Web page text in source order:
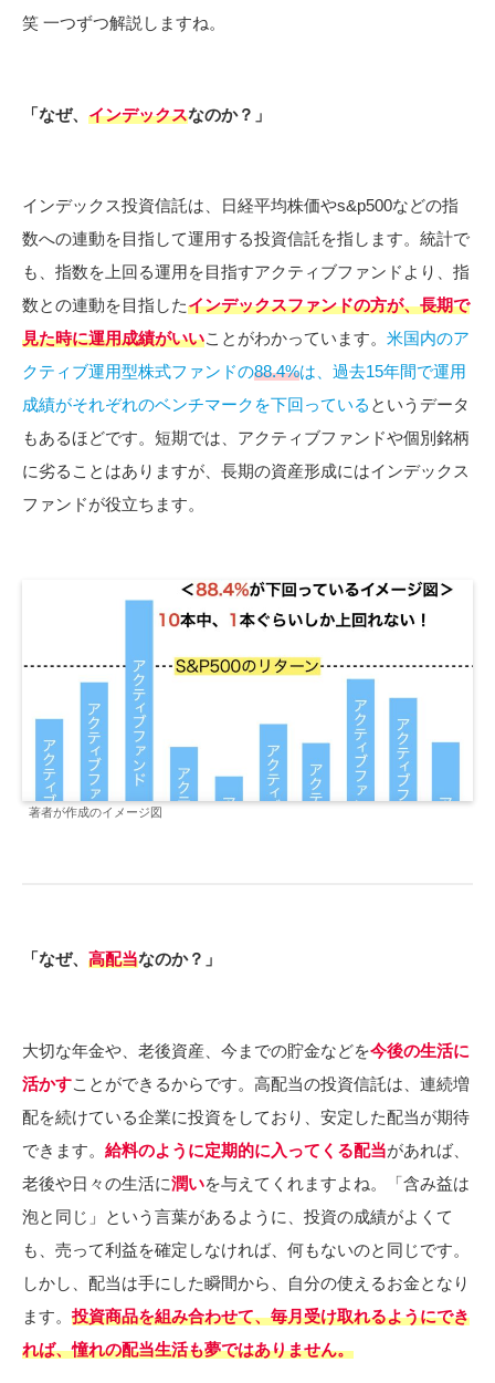
笑 一つずつ解説しますね。
「なぜ、 インデックスなのか？」
インデックス投資信託は、日経平均株価やs&p500などの指
数への連動を目指して運用する投資信託を指します。統計で
も、指数を上回る運用を目指すアクティブファンドより、指
数との連動を目指したインデックスファンドの方が、長期で
見た時に運用成績がいいことがわかっています。 米国内のア
クティブ運用型株式ファンドの88.4%は、過去15年間で運用
成績がそれぞれのベンチマークを下回っている というデータ
もあるほどです。短期では、アクティブファンドや個別銘柄
に劣ることはありますが、長期の資産形成にはインデックス
ファンドが役立ちます。
著者が作成のイメージ図
「なぜ、 高配当なのか？」
大切な年金や、老後資産、今までの貯金などを今後の生活に
活かすことができるからです。高配当の投資信託は、連続増
配を続けている企業に投資をしており、安定した配当が期待
できます。 給料のように定期的に入ってくる配当があれば、
老後や日々の生活に潤いを与えてくれますよね。「含み益は
泡と同じ」という言葉があるように、投資の成績がよくて
も、売って利益を確定しなければ、何もないのと同じです。
しかし、配当は手にした瞬間から、自分の使えるお金となり
ます。 投資商品を組み合わせて、毎月受け取れるようにでき
れば、憧れの配当生活も夢ではありません。